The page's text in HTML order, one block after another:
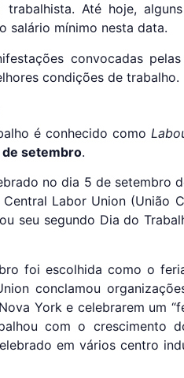
Até hoje,
salário mínimo nesta data.
convocadas
condições de trabalho.
é conhecido como
setembro.
no dia 5 de setembro
Labor Union (União
seu segundo Dia do
foi escolhida como o
conclamou
York e celebrarem um
com o crescimento
em vários centro